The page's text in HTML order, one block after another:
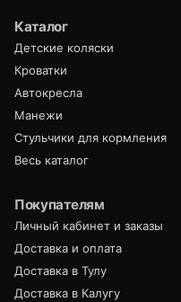
Каталог
Детские коляски
Кроватки
Автокресла
Манежи
Стульчики для кормления
Весь каталог
Покупателям
Личный кабинет и заказы
Доставка и оплата
Доставка в Тулу
Доставка в Калугу